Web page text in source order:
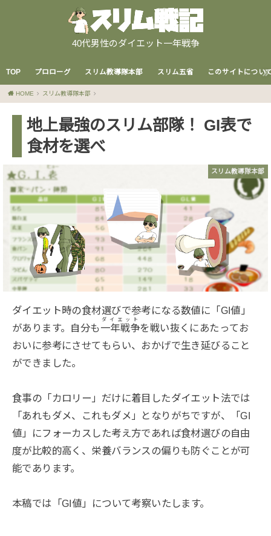
40代男性のダイエット一年戦争
TOP プロローグ スリム教導隊本部 スリム五省 このサイトについ
HOME スリム教導隊本部
地上最強のスリム部隊！ GI表で
食材を選べ
スリム教導隊本部
ダイエット時の食材選びで参考になる数値に「GI値」
があります。自分も 一年戦争
ダイエット
を戦い抜くにあたってお
おいに参考にさせてもらい、おかげで生き延びること
ができました。
食事の「カロリー」だけに着目したダイエット法では
「あれもダメ、これもダメ」となりがちですが、「GI
値」にフォーカスした考え方であれば食材選びの自由
度が比較的高く、栄養バランスの偏りも防ぐことが可
能であります。
本稿では「GI値」について考察いたします。